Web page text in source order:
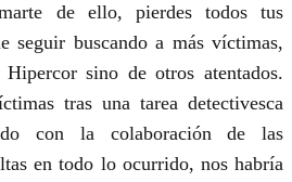
de ello, pierdes todos tus
seguir buscando a más víctimas,
sino de otros atentados.
tras una tarea detectivesca
con la colaboración de las
en todo lo ocurrido, nos habría